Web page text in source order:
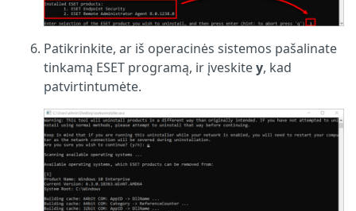
Patikrinkite, ar iš operacinės sistemos pašalinate
tinkamą ESET programą, ir įveskitey, kad
patvirtintumėte.